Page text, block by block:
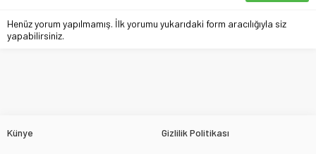
Henüz yorum yapılmamış. İlk yorumu yukarıdaki form aracılığıyla siz
yapabilirsiniz.
Künye Gizlilik Politikası